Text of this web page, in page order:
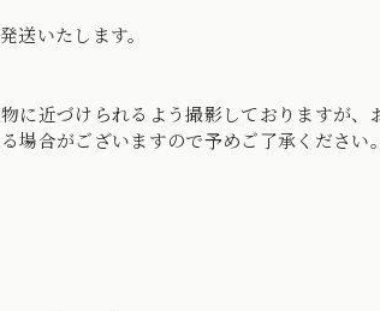
送いたします。
に近づけられるよう撮影しておりますが
場合がございますので予めご了承ください